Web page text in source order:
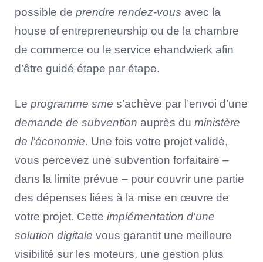
possible de prendre rendez-vous avec la
house of entrepreneurship ou de la chambre
de commerce ou le service ehandwierk afin
d’être guidé étape par étape.
Le programme sme s’achève par l’envoi d’une
demande de subvention auprès du ministère
de l'économie. Une fois votre projet validé,
vous percevez une subvention forfaitaire –
dans la limite prévue – pour couvrir une partie
des dépenses liées à la mise en œuvre de
votre projet. Cette implémentation d'une
solution digitale vous garantit une meilleure
visibilité sur les moteurs, une gestion plus